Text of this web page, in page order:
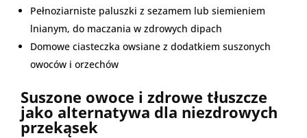
Pełnoziarniste paluszki z sezamem lub siemieniem
lnianym, do maczania w zdrowych dipach
Domowe ciasteczka owsiane z dodatkiem suszonych
owoców i orzechów
Suszone owoce i zdrowe tłuszcze
jako alternatywa dla niezdrowych
przekąsek